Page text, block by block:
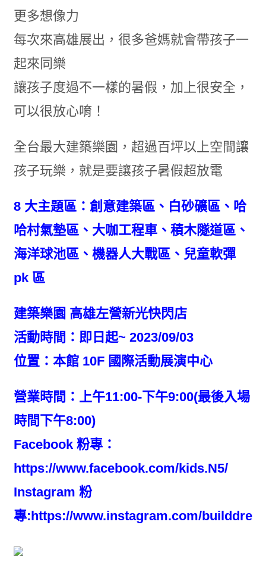
更多想像力
每次來高雄展出，很多爸媽就會帶孩子一
起來同樂
讓孩子度過不一樣的暑假，加上很安全，
可以很放心唷！
全台最大建築樂園，超過百坪以上空間讓
孩子玩樂，就是要讓孩子暑假超放電
8 大主題區：創意建築區、白砂礦區、哈
哈村氣墊區、大咖工程車、積木隧道區、
海洋球池區、機器人大戰區、兒童軟彈
pk 區
建築樂園 高雄左營新光快閃店
活動時間：即日起~ 2023/09/03
位置：本館 10F 國際活動展演中心
營業時間：上午11:00-下午9:00(最後入場
時間下午8:00)
Facebook 粉專：
https://www.facebook.com/kids.N5/
Instagram 粉
專:https://www.instagram.com/